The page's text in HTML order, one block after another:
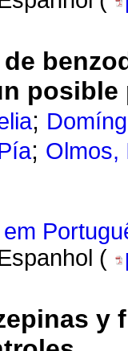
;
; Olmos,
(
y